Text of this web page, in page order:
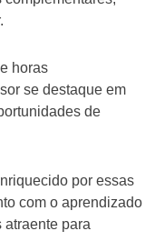
horas
se destaque em
de
por essas
com o aprendizado
para